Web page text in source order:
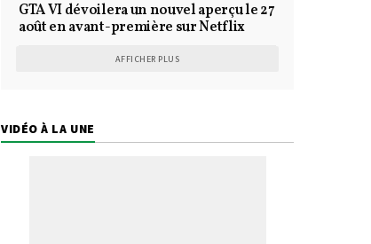
GTA VI dévoilera un nouvel aperçu le 27
août en avant-première sur Netflix
AFFICHER PLUS
VIDÉO À LA UNE